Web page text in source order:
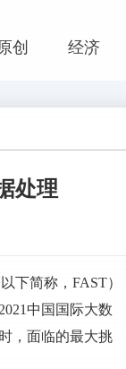
创 经济
处理
下简称，FAST）
中国国际大数
，面临的最大挑